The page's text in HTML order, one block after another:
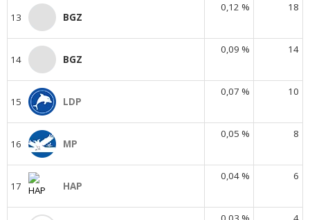
13 BGZ
0,12 % 18
14 BGZ
0,09 % 14
15 LDP
0,07 % 10
16 MP
0,05 % 8
17 HAP
0,04 % 6